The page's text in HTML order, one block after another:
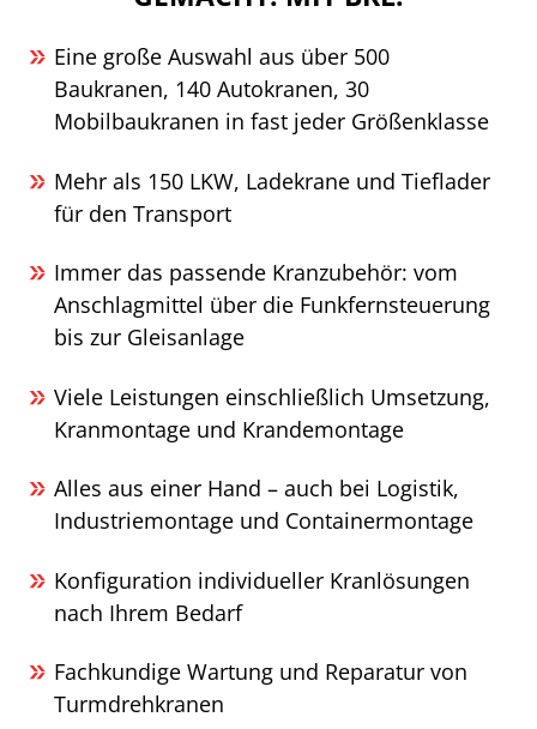
Eine große Auswahl aus über 500
Baukranen, 140 Autokranen, 30
Mobilbaukranen in fast jeder Größenklasse
Mehr als 150 LKW, Ladekrane und Tieflader
für den Transport
Immer das passende Kranzubehör: vom
Anschlagmittel über die Funkfernsteuerung
bis zur Gleisanlage
Viele Leistungen einschließlich Umsetzung,
Kranmontage und Krandemontage
Alles aus einer Hand – auch bei Logistik,
Industriemontage und Containermontage
Konfiguration individueller Kranlösungen
nach Ihrem Bedarf
Fachkundige Wartung und Reparatur von
Turmdrehkranen